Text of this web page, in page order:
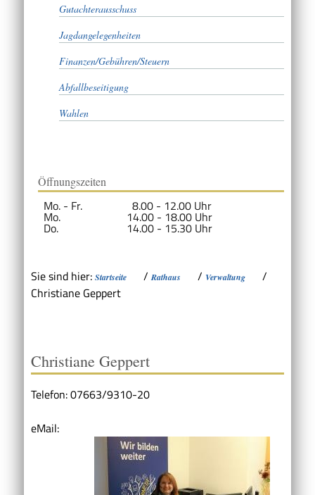
Gutachterausschuss
Jagdangelegenheiten
Finanzen/Gebühren/Steuern
Abfallbeseitigung
Wahlen
Öffnungszeiten
Mo. - Fr. 8.00 - 12.00 Uhr
Mo. 14.00 - 18.00 Uhr
Do. 14.00 - 15.30 Uhr
Sie sind hier: Startseite /Rathaus / Verwaltung
/
Christiane Geppert
Christiane Geppert
Telefon: 07663/9310-20
eMail: